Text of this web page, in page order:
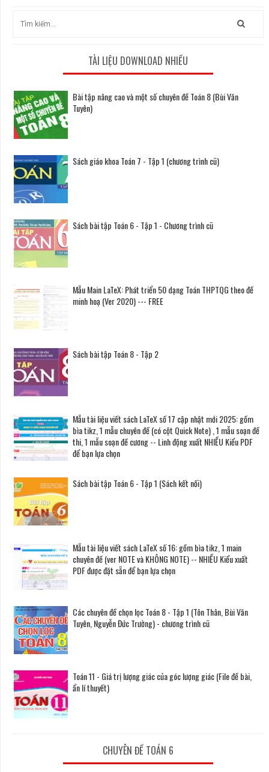
TÀI LIỆU DOWNLOAD NHIỀU
Bài tập nâng cao và một số chuyên đề Toán 8 (Bùi Văn
Tuyên)
Sách giáo khoa Toán 7 - Tập 1 (chương trình cũ)
Sách bài tập Toán 6 - Tập 1 - Chương trình cũ
Mẫu Main LaTeX: Phát triển 50 dạng Toán THPTQG theo đề
minh hoạ (Ver 2020) --- FREE
Sách bài tập Toán 8 - Tập 2
Mẫu tài liệu viết sách LaTeX số 17 cập nhật mới 2025: gồm
bìa tikz, 1 mẫu chuyên đề (có cột Quick Note) , 1 mẫu soạn đề
thi, 1 mẫu soạn đề cương -- Linh động xuất NHIỀU Kiểu PDF
để bạn lựa chọn
Sách bài tập Toán 6 - Tập 1 (Sách kết nối)
Mẫu tài liệu viết sách LaTeX số 16: gồm bìa tikz, 1 main
chuyên đề (ver NOTE và KHÔNG NOTE) -- NHIỀU Kiểu xuất
PDF được đặt sẵn để bạn lựa chọn
Các chuyên đề chọn lọc Toán 8 - Tập 1 (Tôn Thân, Bùi Văn
Tuyên, Nguyễn Đức Trường) - chương trình cũ
Toán 11 - Giá trị lượng giác của góc lượng giác (File đề bài,
ẩn lí thuyết)
CHUYÊN ĐỀ TOÁN 6